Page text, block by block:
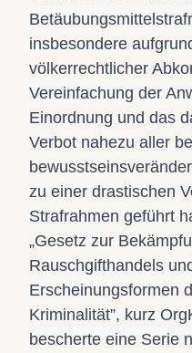
insbesondere
völkerrechtlicher
Vereinfachung der
Einordnung und das
Verbot nahezu aller
zu einer drastischen
Strafrahmen geführt
„Gesetz zur
Rauschgifthandels
Erscheinungsformen
Kriminalität”, kurz
bescherte eine Serie